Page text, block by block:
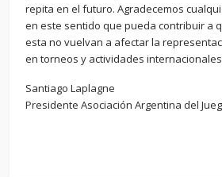
repita en el futuro. Agradecemos
en este sentido que pueda contribuir a
esta no vuelvan a afectar la
en torneos y actividades
Santiago Laplagne
Presidente Asociación Argentina del